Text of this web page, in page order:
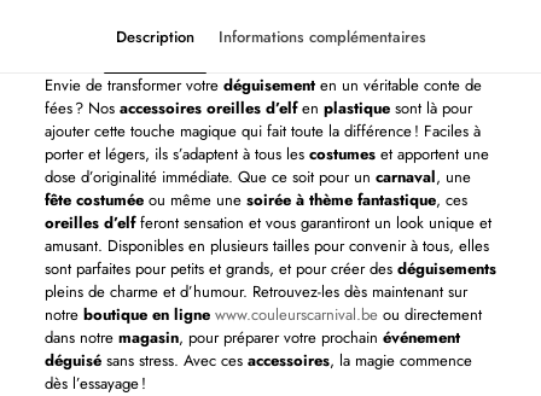
Description Informations complémentaires
Envie de transformer votre déguisementen un véritable conte de
fées ? Nos accessoires oreilles d’elfen plastiquesont là pour
ajouter cette touche magique qui fait toute la différence ! Faciles à
porter et légers, ils s’adaptent à tous les costumeset apportent une
dose d’originalité immédiate. Que ce soit pour un carnaval, une
fête costuméeou même une soirée à thème fantastique, ces
oreilles d’elfferont sensation et vous garantiront un look unique et
amusant. Disponibles en plusieurs tailles pour convenir à tous, elles
sont parfaites pour petits et grands, et pour créer des déguisements
pleins de charme et d’humour. Retrouvez-les dès maintenant sur
notre boutique en ligne www.couleurscarnival.beou directement
dans notre magasin, pour préparer votre prochain événement
déguisésans stress. Avec ces accessoires, la magie commence
dès l’essayage !